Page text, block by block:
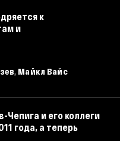
к
и
, Майкл Вайс
и его коллеги
года, а теперь